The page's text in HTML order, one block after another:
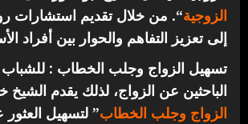
الزوجية“. من خلال تقديم استشارات
إلى تعزيز التفاهم والحوار بين أفراد
تسهيل الزواج وجلب الخطاب : للشباب
الباحثين عن الزواج، لذلك يقدم
الزواج وجلب الخطاب” لتسهيل